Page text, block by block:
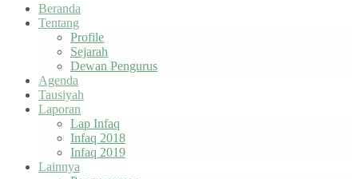
Beranda
Tentang
Profile
Sejarah
Dewan Pengurus
Agenda
Tausiyah
Laporan
Lap Infaq
Infaq 2018
Infaq 2019
Lainnya